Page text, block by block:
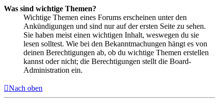
Was sind wichtige Themen?
Wichtige Themen eines Forums erscheinen unter den
Ankündigungen und sind nur auf der ersten Seite zu sehen.
Sie haben meist einen wichtigen Inhalt, weswegen du sie
lesen solltest. Wie bei den Bekanntmachungen hängt es von
deinen Berechtigungen ab, ob du wichtige Themen erstellen
kannst oder nicht; die Berechtigungen stellt die Board-
Administration ein.
Nach oben